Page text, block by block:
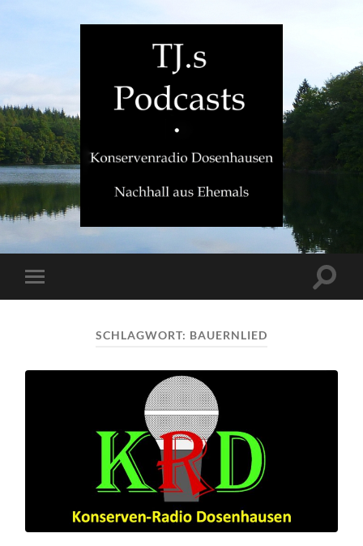
TJ.s
Mobile-
Menü
SCHLAGWORT: BAUERNLIED